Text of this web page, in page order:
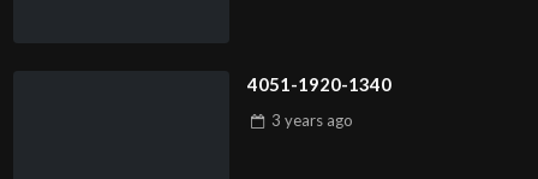
4051-1920-1340
3 years ago